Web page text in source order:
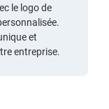
le logo de
et
entreprise.